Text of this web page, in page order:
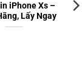
iPhone Xs –
Lấy Ngay